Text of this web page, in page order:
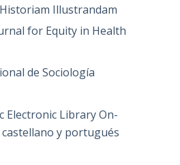
Illustrandam
for Equity in Health
de Sociología
Electronic Library On-
y portugués